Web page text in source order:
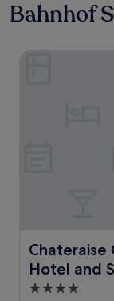
Bahnhof
Chateraise
Hotel and
Chateraise
4.0-
Chateraise